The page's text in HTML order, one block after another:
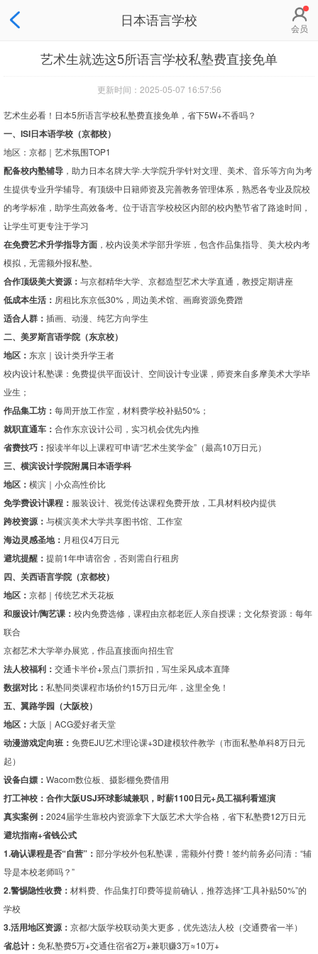
日本语言学校 会员
艺术生就选这5所语言学校私塾费直接免单
更新时间：2025-05-07 16:57:56
艺术生必看！日本5所语言学校私塾费直接免单，省下5W+不香吗？
一、ISI日本语学校（京都校）
地区：京都｜艺术氛围TOP1
配备校内塾辅导 ，助力日本名牌大学·大学院升学针对文理、美术、音乐等方向为考
生提供专业升学辅导。有顶级中日籍师资及完善教务管理体系，熟悉各专业及院校
的考学标准，助学生高效备考。位于语言学校校区内部的校内塾节省了路途时间，
让学生可更专注于学习
在免费艺术升学指导方面 ，校内设美术学部升学班，包含作品集指导、美大校内考
模拟，无需额外报私塾。
合作顶级美大资源： 与京都精华大学、京都造型艺术大学直通，教授定期讲座
低成本生活： 房租比东京低30%，周边美术馆、画廊资源免费蹭
适合人群： 插画、动漫、纯艺方向学生
二、美罗斯言语学院（东京校）
地区： 东京｜设计类升学王者
校内设计私塾课：免费提供平面设计、空间设计专业课，师资来自多摩美术大学毕
业生；
作品集工坊： 每周开放工作室，材料费学校补贴50%；
就职直通车： 合作东京设计公司，实习机会优先内推
省费技巧： 报读半年以上课程可申请“艺术生奖学金”（最高10万日元）
三、横滨设计学院附属日本语学科
地区： 横滨｜小众高性价比
免学费设计课程： 服装设计、视觉传达课程免费开放，工具材料校内提供
跨校资源： 与横滨美术大学共享图书馆、工作室
海边灵感圣地： 月租仅4万日元
避坑提醒： 提前1年申请宿舍，否则需自行租房
四、关西语言学院（京都校）
地区： 京都｜传统艺术天花板
和服设计/陶艺课： 校内免费选修，课程由京都老匠人亲自授课；文化祭资源：每年
联合
京都艺术大学举办展览，作品直接面向招生官
法人校福利： 交通卡半价+景点门票折扣，写生采风成本直降
数据对比： 私塾同类课程市场价约15万日元/年，这里全免！
五、翼路学园（大阪校）
地区： 大阪｜ACG爱好者天堂
动漫游戏定向班： 免费EJU艺术理论课+3D建模软件教学（市面私塾单科8万日元
起）
设备白嫖： Wacom数位板、摄影棚免费借用
打工神校：合作大阪USJ环球影城兼职，时薪1100日元+员工福利看巡演
真实案例： 2024届学生靠校内资源拿下大阪艺术大学合格，省下私塾费12万日元
避坑指南+省钱公式
1.确认课程是否“自营”： 部分学校外包私塾课，需额外付费！签约前务必问清：“辅
导是本校老师吗？”
2.警惕隐性收费： 材料费、作品集打印费等提前确认，推荐选择“工具补贴50%”的
学校
3.活用地区资源： 京都/大阪学校联动美大更多，优先选法人校（交通费省一半）
省总计： 免私塾费5万+交通住宿省2万+兼职赚3万≈10万+